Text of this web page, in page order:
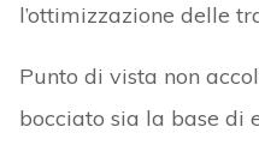
l’ottimizzazione delle
Punto di vista non
bocciato sia la base di